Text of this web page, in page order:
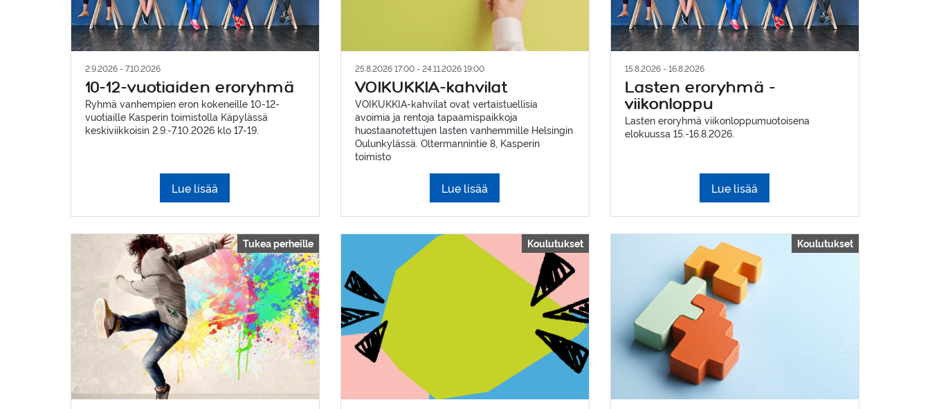
2.9.2026 - 7.10.2026
10-12-vuotiaiden eroryhmä
Ryhmä vanhempien eron kokeneille 10-12-
vuotiaille Kasperin toimistolla Käpylässä
keskiviikkoisin 2.9.-7.10.2026 klo 17-19.
Lue lisää
25.8.2026 17:00 - 24.11.2026 19:00
VOIKUKKIA-kahvilat
VOIKUKKIA-kahvilat ovat vertaistuellisia
avoimia ja rentoja tapaamispaikkoja
huostaanotettujen lasten vanhemmille Helsingin
Oulunkylässä. Oltermannintie 8, Kasperin
toimisto
Lue lisää
15.8.2026 - 16.8.2026
Lasten eroryhmä -
viikonloppu
Lasten eroryhmä viikonloppumuotoisena
elokuussa 15.-16.8.2026.
Lue lisää
Tukea perheille Koulutukset Koulutukset